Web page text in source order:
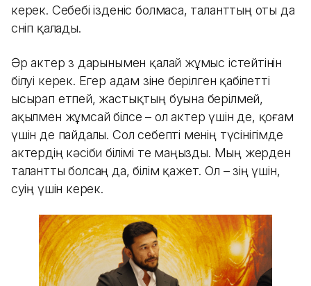
керек. Себебі ізденіс болмаса, таланттың оты да
сөніп қалады.
Әр актер өз дарынымен қалай жұмыс істейтінін
білуі керек. Егер адам өзіне берілген қабілетті
ысырап етпей, жастықтың буына берілмей,
ақылмен жұмсай білсе – ол актер үшін де, қоғам
үшін де пайдалы. Сол себепті менің түсінігімде
актердің кәсіби білімі өте маңызды. Мың жерден
талантты болсаң да, білім қажет. Ол – өзің үшін,
өсуің үшін керек.